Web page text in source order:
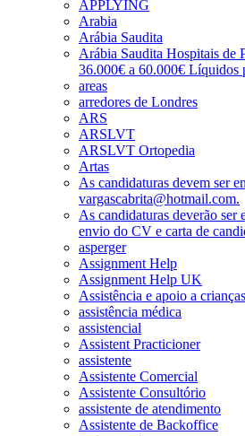
APPLYING
Arabia
Arábia Saudita
Arábia Saudita Hospitais de
36.000€ a 60.000€ Líquidos
areas
arredores de Londres
ARS
ARSLVT
ARSLVT Ortopedia
Artas
As candidaturas devem ser
vargascabrita@hotmail.com.
As candidaturas deverão ser
envio do CV e carta de
asperger
Assignment Help
Assignment Help UK
Assistência e apoio a
assistência médica
assistencial
Assistent Practicioner
assistente
Assistente Comercial
Assistente Consultório
assistente de atendimento
Assistente de Backoffice